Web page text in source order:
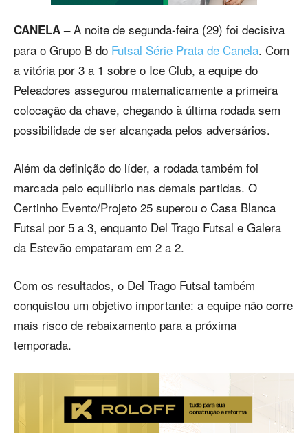
CANELA –A noite de segunda-feira (29) foi decisiva
para o Grupo B do Futsal Série Prata de Canela. Com
a vitória por 3 a 1 sobre o Ice Club, a equipe do
Peleadores assegurou matematicamente a primeira
colocação da chave, chegando à última rodada sem
possibilidade de ser alcançada pelos adversários.
Além da definição do líder, a rodada também foi
marcada pelo equilíbrio nas demais partidas. O
Certinho Evento/Projeto 25 superou o Casa Blanca
Futsal por 5 a 3, enquanto Del Trago Futsal e Galera
da Estevão empataram em 2 a 2.
Com os resultados, o Del Trago Futsal também
conquistou um objetivo importante: a equipe não corre
mais risco de rebaixamento para a próxima
temporada.